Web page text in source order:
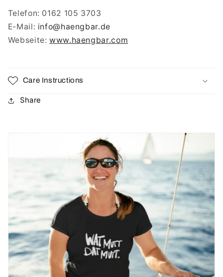
Telefon: 0162 105 3703
E-Mail: info@haengbar.de
Webseite:www.haengbar.com
Care Instructions
Share